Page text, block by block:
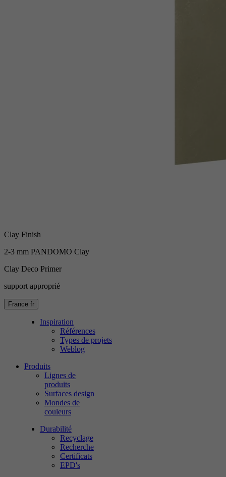
Clay Finish
2-3 mm PANDOMO Clay
Clay Deco Primer
support approprié
France fr
Inspiration
Références
Types de projets
Weblog
Produits
Lignes de
produits
Surfaces design
Mondes de
couleurs
Durabilité
Recyclage
Recherche
Certificats
EPD's